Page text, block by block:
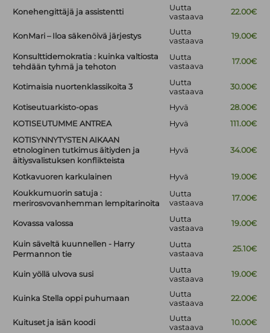
Konehengittäjä ja assistentti
Uutta
vastaava
22.00€
KonMari – Iloa säkenöivä järjestys
Uutta
vastaava
19.00€
Konsulttidemokratia : kuinka valtiosta
tehdään tyhmä ja tehoton
Uutta
vastaava
17.00€
Kotimaisia nuortenklassikoita 3
Uutta
vastaava
30.00€
Kotiseutuarkisto-opas Hyvä
28.00€
KOTISEUTUMME ANTREA
Hyvä
111.00€
KOTISYNNYTYSTEN AIKAAN
etnologinen tutkimus äitiyden ja
äitiysvalistuksen konflikteista
Hyvä 34.00€
Kotkavuoren karkulainen Hyvä
19.00€
Koukkumuorin satuja :
merirosvovanhemman lempitarinoita
Uutta
vastaava
17.00€
Kovassa valossa
Uutta
vastaava
19.00€
Kuin säveltä kuunnellen - Harry
Permannon tie
Uutta
vastaava
25.10€
Kuin yöllä ulvova susi
Uutta
vastaava
19.00€
Kuinka Stella oppi puhumaan
Uutta
vastaava
22.00€
Kuituset ja isän koodi
Uutta
vastaava
10.00€